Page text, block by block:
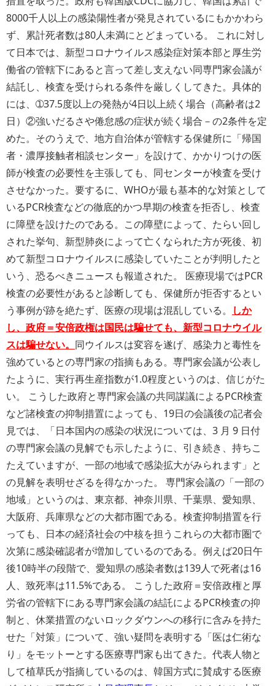
8000千人以上の感染陽性者が発見されているにもかかわら
ず、累計死者数は80人未満にとどまっている。 これに対し
て日本では、新型コロナウイルス感染症対策本部と厚生労
働省の管轄下にあると言って差し支えない同専門家会議が
結託し、検査を受けられる条件を厳しくしてきた。具体的
には、➀37.5度以上の発熱が4日以上続く場合（高齢者は2
日）②強いだるさや倦怠感の症状が続く場合－の2条件を定
めた。そのうえで、地方自治体が管轄する保健所に「帰国
者・濃厚接触者相談センター」を設けて、かかりつけの医
師が検査の必要性を主張しても、同センターが検査を受け
させなかった。要するに、WHOが最も基本的な対策として
いるPCR検査などの徹底的かつ早期の検査を拒否し、検査
に障壁を設けたのである。この障壁によって、たらい回し
された挙句、新型肺炎によって亡くなられた方が死後、初
めて新型コロナウイルスに感染していたことが判明したと
いう、恐るべきニュースも報道された。 医療現場ではPCR
検査の必要性があると診断しても、保健所が拒否するとい
う事例が跡を絶たず、医療の現場は混乱している。
しか
し、政府＝安倍政権は国民は騙せても、新型コロナウイル
スは騙せない。 同ウイルスは変容を遂げ、感染力と毒性を
強めているとの専門家の指摘もある。専門家会議が公表し
たように、実行再生産指数が1.0程度というのは、信じがた
い。 こうした政府と専門家会議の共同謀議によるPCR検査
など諸検査の抑制措置によっても、19日の会議後の記者会
見では、「日本国内の感染の状況については、3 月 9 日付
の専門家会議の見解でも示したように、引き続き、持ちこ
たえていますが、一部の地域で感染拡大がみられます」と
の見解を表明せざるを得なかった。 専門家会議の「一部の
地域」というのは、東京都、神奈川県、千葉県、愛知県、
大阪府、兵庫県などの大都市圏である。検査抑制措置を行
っても、日本の経済社会の中核を担うこれらの大都市圏で
次第に感染確認者が増加しているのである。例えば20日午
後10時半の段階で、愛知県の感染者数は139人で死者は16
人、致死率は11.5%である。 こうした政府＝安倍政権と厚
労省の管轄下にある専門家会議の結託によるPCR検査の抑
制と、休業措置のないロックダウンへの移行に含みを持た
せた「対策」について、強い疑問を表明する「医は仁術な
り」をモットーとする医療専門家も出てきた。代表人物と
して植草氏が指摘しているのは、韓国方式に賛成する医療